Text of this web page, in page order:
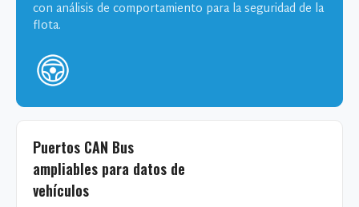
con análisis de comportamiento para la seguridad de la
flota.
Puertos CAN Bus
ampliables para datos de
vehículos